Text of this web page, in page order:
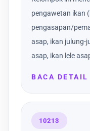
pengawetan ikan
pengasapan/
asap, ikan
asap, ikan lele
BACA DETAIL
10213